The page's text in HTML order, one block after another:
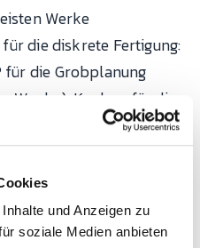
und Anzeigen zu
soziale Medien anbieten
Werke
die diskrete Fertigung:
für die Grobplanung
Woche), Kanban für die
zwischen den
für die